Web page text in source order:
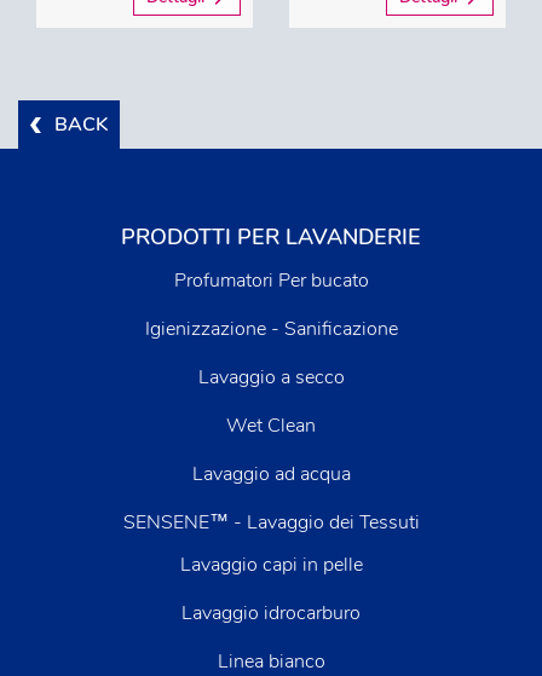
BACK
PRODOTTI PER LAVANDERIE
Profumatori Per bucato
Igienizzazione - Sanificazione
Lavaggio a secco
Wet Clean
Lavaggio ad acqua
SENSENE™ - Lavaggio dei Tessuti
Lavaggio capi in pelle
Lavaggio idrocarburo
Linea bianco